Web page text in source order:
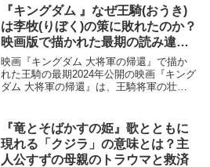
Uから排除しようとします。この5人組は単
なる脇役...
『キングダム 』なぜ王騎(おうき)
は李牧(りぼく)の策に敗れたのか？
映画版で描かれた最期の読み違い
とは
映画『キングダム 大将軍の帰還』で描か
れた王騎の最期2024年公開の映画『キング
ダム 大将軍の帰還』は、王騎将軍の壮絶
負い戦い続けた王騎。その最期は、まさ
に“伝説”...
『竜とそばかすの姫』歌とともに
現れる「クジラ」の意味とは？主
人公すずの母親のトラウマと救済